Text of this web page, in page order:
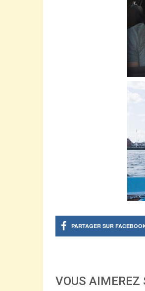
PARTAGER SUR
VOUS AIMEREZ